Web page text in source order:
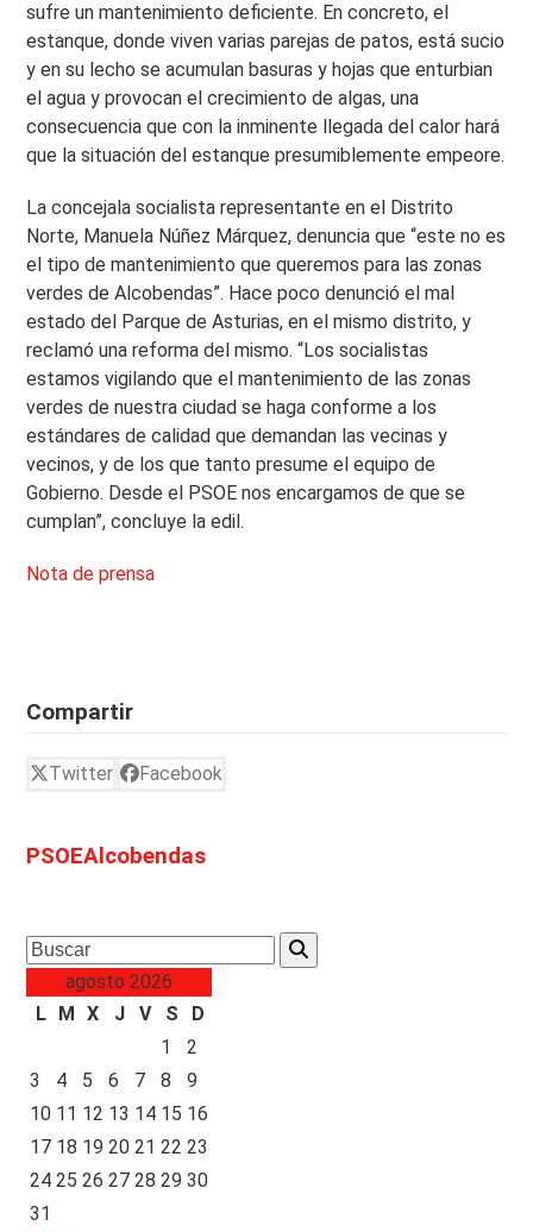
sufre un mantenimiento deficiente. En concreto, el
estanque, donde viven varias parejas de patos, está sucio
y en su lecho se acumulan basuras y hojas que enturbian
el agua y provocan el crecimiento de algas, una
consecuencia que con la inminente llegada del calor hará
que la situación del estanque presumiblemente empeore.
La concejala socialista representante en el Distrito
Norte, Manuela Núñez Márquez, denuncia que “este no es
el tipo de mantenimiento que queremos para las zonas
verdes de Alcobendas”. Hace poco denunció el mal
estado del Parque de Asturias, en el mismo distrito, y
reclamó una reforma del mismo. “Los socialistas
estamos vigilando que el mantenimiento de las zonas
verdes de nuestra ciudad se haga conforme a los
estándares de calidad que demandan las vecinas y
vecinos, y de los que tanto presume el equipo de
Gobierno. Desde el PSOE nos encargamos de que se
cumplan”, concluye la edil.
Nota de prensa
Compartir
Twitter Facebook
PSOEAlcobendas
Search
agosto 2026
L M X J V S
D
1
2
3
4 5 6 7 8
9
10 11 12 13 14 15 16
17 18 19 20 21 22 23
24 25 26 27 28 29 30
31